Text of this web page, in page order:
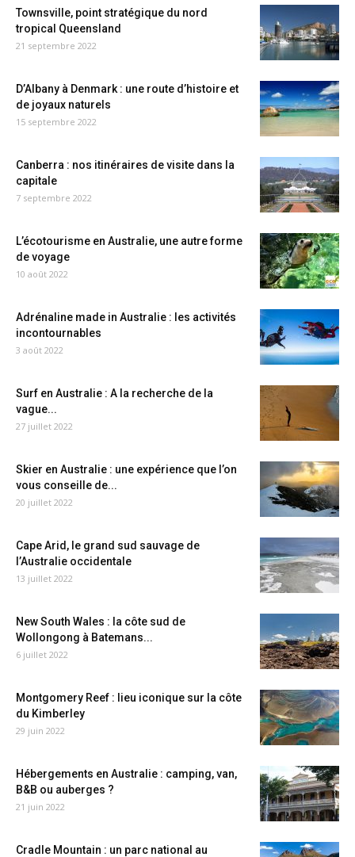
Townsville, point stratégique du nord
tropical Queensland
21 septembre 2022
D’Albany à Denmark : une route d’histoire et
de joyaux naturels
15 septembre 2022
Canberra : nos itinéraires de visite dans la
capitale
7 septembre 2022
L’écotourisme en Australie, une autre forme
de voyage
10 août 2022
Adrénaline made in Australie : les activités
incontournables
3 août 2022
Surf en Australie : A la recherche de la
vague...
27 juillet 2022
Skier en Australie : une expérience que l’on
vous conseille de...
20 juillet 2022
Cape Arid, le grand sud sauvage de
l’Australie occidentale
13 juillet 2022
New South Wales : la côte sud de
Wollongong à Batemans...
6 juillet 2022
Montgomery Reef : lieu iconique sur la côte
du Kimberley
29 juin 2022
Hébergements en Australie : camping, van,
B&B ou auberges ?
21 juin 2022
Cradle Mountain : un parc national au